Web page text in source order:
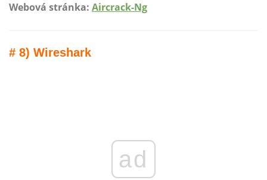
Webová stránka: Aircrack-Ng
# 8) Wireshark
ad